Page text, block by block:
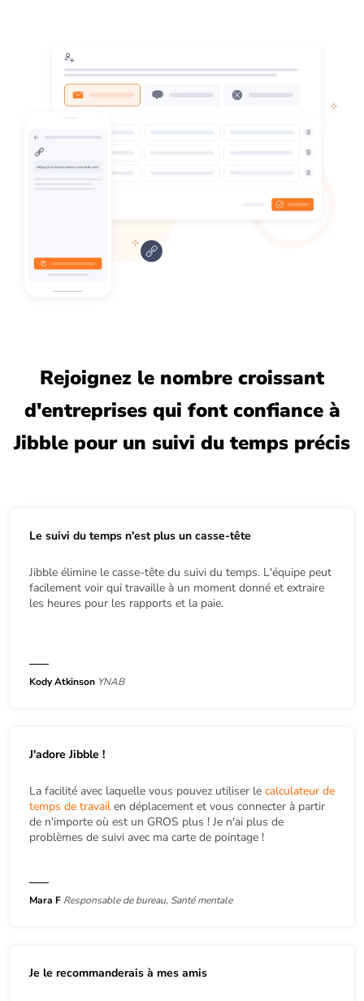
Rejoignez le nombre croissant
d'entreprises qui font confiance à
Jibble pour un suivi du temps précis
Le suivi du temps n'est plus un casse-tête
Jibble élimine le casse-tête du suivi du temps. L'équipe peut
facilement voir qui travaille à un moment donné et extraire
les heures pour les rapports et la paie.
Kody Atkinson YNAB
J'adore Jibble !
La facilité avec laquelle vous pouvez utiliser le calculateur de
temps de travail en déplacement et vous connecter à partir
de n'importe où est un GROS plus ! Je n'ai plus de
problèmes de suivi avec ma carte de pointage !
Mara F Responsable de bureau, Santé mentale
Je le recommanderais à mes amis